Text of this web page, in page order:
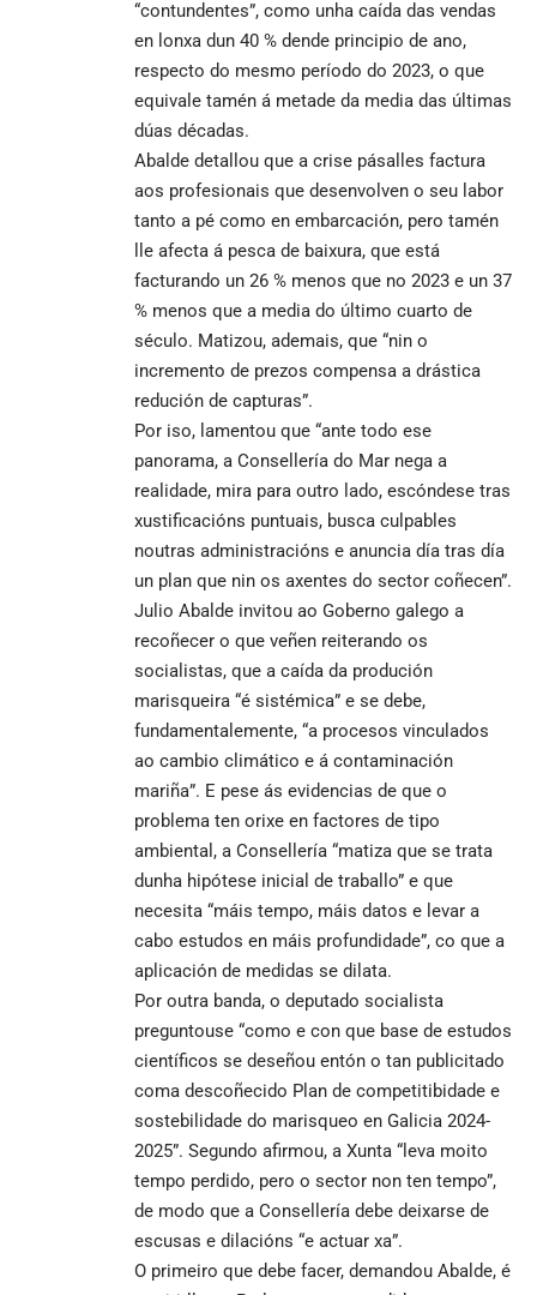
“contundentes”, como unha caída das vendas
en lonxa dun 40 % dende principio de ano,
respecto do mesmo período do 2023, o que
equivale tamén á metade da media das últimas
dúas décadas.
Abalde detallou que a crise pásalles factura
aos profesionais que desenvolven o seu labor
tanto a pé como en embarcación, pero tamén
lle afecta á pesca de baixura, que está
facturando un 26 % menos que no 2023 e un 37
% menos que a media do último cuarto de
século. Matizou, ademais, que “nin o
incremento de prezos compensa a drástica
redución de capturas”.
Por iso, lamentou que “ante todo ese
panorama, a Consellería do Mar nega a
realidade, mira para outro lado, escóndese tras
xustificacións puntuais, busca culpables
noutras administracións e anuncia día tras día
un plan que nin os axentes do sector coñecen”.
Julio Abalde invitou ao Goberno galego a
recoñecer o que veñen reiterando os
socialistas, que a caída da produción
marisqueira “é sistémica” e se debe,
fundamentalemente, “a procesos vinculados
ao cambio climático e á contaminación
mariña”. E pese ás evidencias de que o
problema ten orixe en factores de tipo
ambiental, a Consellería “matiza que se trata
dunha hipótese inicial de traballo” e que
necesita “máis tempo, máis datos e levar a
cabo estudos en máis profundidade”, co que a
aplicación de medidas se dilata.
Por outra banda, o deputado socialista
preguntouse “como e con que base de estudos
científicos se deseñou entón o tan publicitado
coma descoñecido Plan de competitibidade e
sostebilidade do marisqueo en Galicia 2024-
2025”. Segundo afirmou, a Xunta “leva moito
tempo perdido, pero o sector non ten tempo”,
de modo que a Consellería debe deixarse de
escusas e dilacións “e actuar xa”.
O primeiro que debe facer, demandou Abalde, é